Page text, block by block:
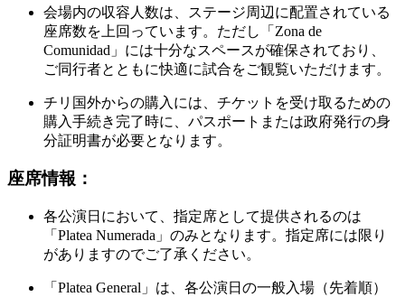
会場内の収容人数は、ステージ周辺に配置されている
座席数を上回っています。ただし「Zona de
Comunidad」には十分なスペースが確保されており、
ご同行者とともに快適に試合をご観覧いただけます。
チリ国外からの購入には、チケットを受け取るための
購入手続き完了時に、パスポートまたは政府発行の身
分証明書が必要となります。
座席情報：
各公演日において、指定席として提供されるのは
「Platea Numerada」のみとなります。指定席には限り
がありますのでご了承ください。
「Platea General」は、各公演日の一般入場（先着順）